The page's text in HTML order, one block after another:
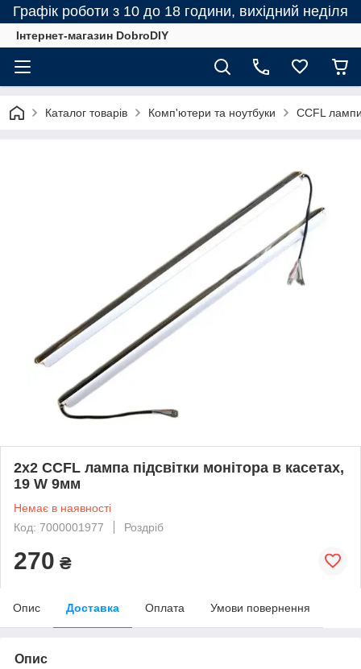
Графік роботи з 10 до 18 години, вихідний неділя
Інтернет-магазин DobroDIY
Каталог товарів Комп'ютери та ноутбуки CCFL
2x2 CCFL лампа підсвітки монітора в касетах,
19 W 9мм
Немає в наявності
Код: 7000001977
Роздріб
270 ₴
Опис Доставка Оплата Умови повернення
Опис